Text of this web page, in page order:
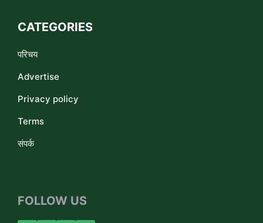
CATEGORIES
परिचय
Advertise
Privacy policy
Terms
संपर्क
FOLLOW US